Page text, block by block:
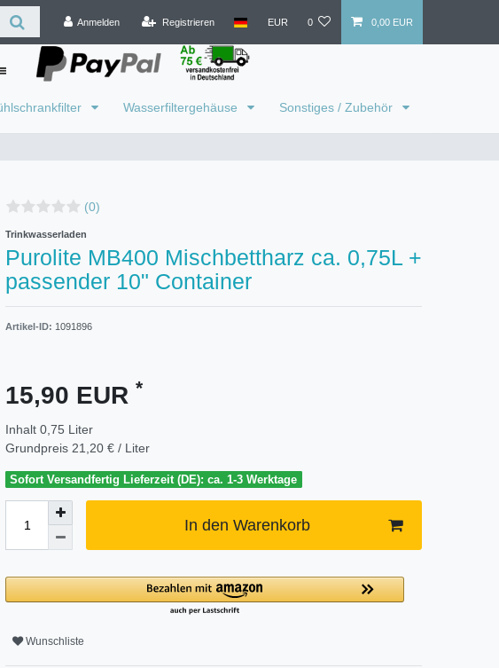
Anmelden Registrieren EUR 0 0,00 EUR
Wasserfiltergehäuse Sonstiges / Zubehör
(0)
Trinkwasserladen
Purolite MB400 Mischbettharz ca. 0,75L +
passender 10" Container
Artikel-ID: 1091896
15,90 EUR *
Inhalt 0,75 Liter
Grundpreis 21,20 € / Liter
Sofort Versandfertig Lieferzeit (DE): ca. 1-3 Werktage
In den Warenkorb
Wunschliste